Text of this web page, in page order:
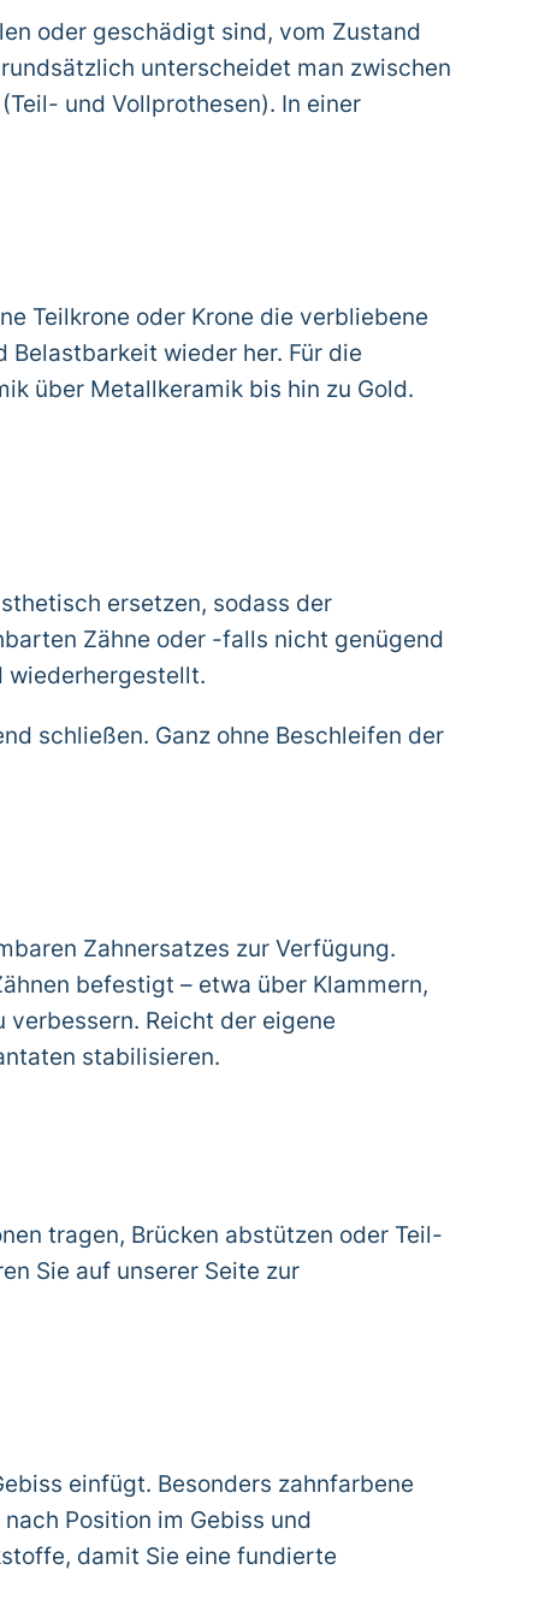
oder geschädigt sind, vom Zustand
unterscheidet man zwischen
und Vollprothesen). In einer
Teilkrone oder Krone die verbliebene
wieder her. Für die
über Metallkeramik bis hin zu Gold.
ersetzen, sodass der
Zähne oder -falls nicht genügend
wiederhergestellt.
schließen. Ganz ohne Beschleifen der
Zahnersatzes zur Verfügung.
befestigt – etwa über Klammern,
verbessern. Reicht der eigene
stabilisieren.
tragen, Brücken abstützen oder Teil-
Sie auf unserer Seite zur
einfügt. Besonders zahnfarbene
Position im Gebiss und
damit Sie eine fundierte